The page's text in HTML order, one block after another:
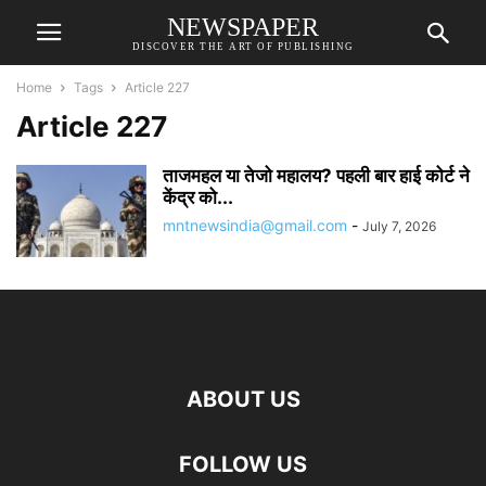
NEWSPAPER
DISCOVER THE ART OF PUBLISHING
Home Tags Article 227
Article 227
ताजमहल या तेजो महालय? पहली बार हाई कोर्ट ने
केंद्र को...
mntnewsindia@gmail.com - July 7, 2026
ABOUT US
FOLLOW US